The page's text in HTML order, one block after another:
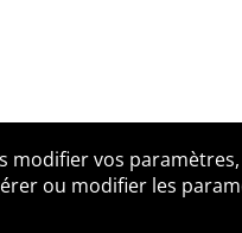
Qui sommes-nous ?
modifier vos
ou modifier les